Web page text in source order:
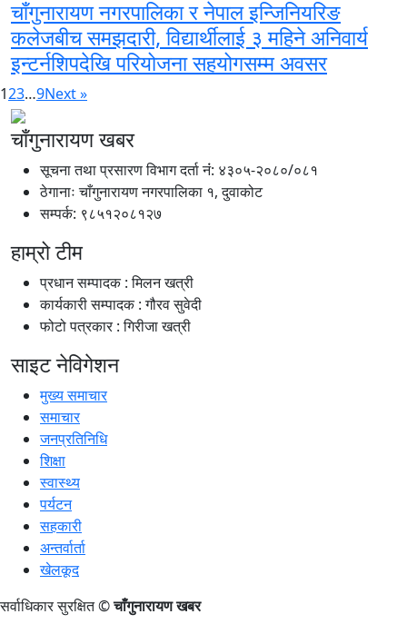
चाँगुनारायण नगरपालिका र नेपाल इन्जिनियरिङ
कलेजबीच समझदारी, विद्यार्थीलाई ३ महिने अनिवार्य
इन्टर्नशिपदेखि परियोजना सहयोगसम्म अवसर
123…9Next »
चाँगुनारायण खबर
सूचना तथा प्रसारण विभाग दर्ता नंं: ४३०५-२०८०/०८१
ठेगानाः चाँगुनारायण नगरपालिका १, दुवाकोट
सम्पर्क: ९८५१२०८१२७
हाम्रो टीम
प्रधान सम्पादक : मिलन खत्री
कार्यकारी सम्पादक : गौरव सुवेदी
फोटो पत्रकार : गिरीजा खत्री
साइट नेविगेशन
मुख्य समाचार
समाचार
जनप्रतिनिधि
शिक्षा
स्वास्थ्य
पर्यटन
सहकारी
अन्तर्वार्ता
खेलकूद
सर्वाधिकार सुरक्षित ©चाँगुनारायण खबर